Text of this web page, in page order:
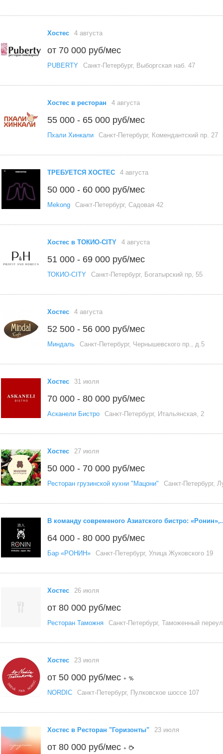
Хостес 4 августа
от 70 000 руб/мес
PUBERTY Санкт-Петербург, Выборгская наб. 47
Хостес в ресторан 4 августа
55 000 - 65 000 руб/мес
Пхали Хинкали Санкт-Петербург, Комендантский пр. 27
ТРЕБУЕТСЯ ХОСТЕС 4 августа
50 000 - 60 000 руб/мес
Mekong Санкт-Петербург, Садовая 42
Хостес в ТОКИО-CITY 4 августа
51 000 - 69 000 руб/мес
ТОКИО-CITY Санкт-Петербург, Богатырский пр, 55
Хостес 4 августа
52 500 - 56 000 руб/мес
Миндаль Санкт-Петербург, Чернышевского пр., д.5
Хостес 31 июля
70 000 - 80 000 руб/мес
Асканели Бистро Санкт-Петербург, Итальянская, 2
Хостес 27 июля
50 000 - 70 000 руб/мес
Ресторан грузинской кухни "Мацони" Санкт-Петербург,
В команду современого Азиатского бистро:
64 000 - 80 000 руб/мес
Бар «РОНИН» Санкт-Петербург, Улица Жуковского 19
Хостес 26 июля
от 80 000 руб/мес
Ресторан Таможня Санкт-Петербург, Таможенный
Хостес 23 июля
от 50 000 руб/мес +
NORDIC Санкт-Петербург, Пулковское шоссе 107
Хостес в Ресторан "Горизонты" 23 июля
от 80 000 руб/мес +